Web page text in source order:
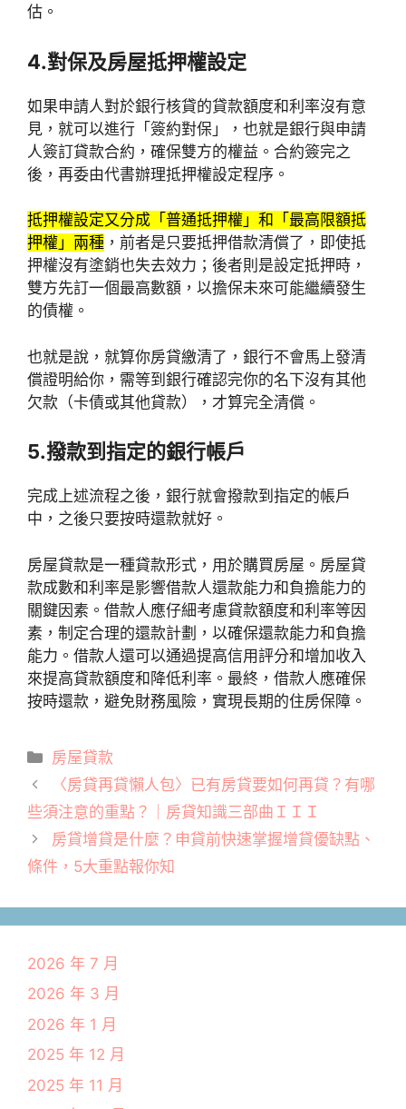
估。
4.對保及房屋抵押權設定
如果申請人對於銀行核貸的貸款額度和利率沒有意
見，就可以進行「簽約對保」，也就是銀行與申請
人簽訂貸款合約，確保雙方的權益。合約簽完之
後，再委由代書辦理抵押權設定程序。
抵押權設定又分成「普通抵押權」和「最高限額抵
押權」兩種 ，前者是只要抵押借款清償了，即使抵
押權沒有塗銷也失去效力；後者則是設定抵押時，
雙方先訂一個最高數額，以擔保未來可能繼續發生
的債權。
也就是說，就算你房貸繳清了，銀行不會馬上發清
償證明給你，需等到銀行確認完你的名下沒有其他
欠款（卡債或其他貸款），才算完全清償。
5.撥款到指定的銀行帳戶
完成上述流程之後，銀行就會撥款到指定的帳戶
中，之後只要按時還款就好。
房屋貸款是一種貸款形式，用於購買房屋。房屋貸
款成數和利率是影響借款人還款能力和負擔能力的
關鍵因素。借款人應仔細考慮貸款額度和利率等因
素，制定合理的還款計劃，以確保還款能力和負擔
能力。借款人還可以通過提高信用評分和增加收入
來提高貸款額度和降低利率。最終，借款人應確保
按時還款，避免財務風險，實現長期的住房保障。
分
類
房屋貸款
〈房貸再貸懶人包〉已有房貸要如何再貸？有哪
些須注意的重點？｜房貸知識三部曲ＩＩＩ
房貸增貸是什麼？申貸前快速掌握增貸優缺點、
條件，5大重點報你知
2026 年 7 月
2026 年 3 月
2026 年 1 月
2025 年 12 月
2025 年 11 月